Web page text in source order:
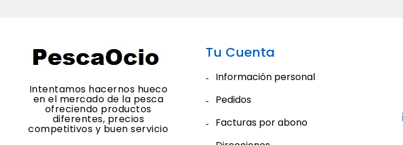
Intentamos hacernos hueco
en el mercado de la pesca
ofreciendo productos
diferentes, precios
competitivos y buen servicio
Tu Cuenta
Información personal
Pedidos
Facturas por abono